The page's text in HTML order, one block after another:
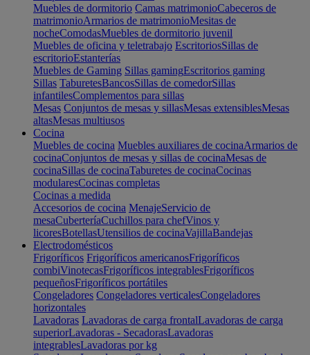
Muebles de dormitorio Camas matrimonioCabeceros de
matrimonioArmarios de matrimonioMesitas de
nocheComodasMuebles de dormitorio juvenil
Muebles de oficina y teletrabajo EscritoriosSillas de
escritorioEstanterías
Muebles de Gaming Sillas gamingEscritorios gaming
Sillas TaburetesBancosSillas de comedorSillas
infantilesComplementos para sillas
Mesas Conjuntos de mesas y sillasMesas extensiblesMesas
altasMesas multiusos
Cocina
Muebles de cocina Muebles auxiliares de cocinaArmarios de
cocinaConjuntos de mesas y sillas de cocinaMesas de
cocinaSillas de cocinaTaburetes de cocinaCocinas
modularesCocinas completas
Cocinas a medida
Accesorios de cocina MenajeServicio de
mesaCuberteríaCuchillos para chefVinos y
licoresBotellasUtensilios de cocinaVajillaBandejas
Electrodomésticos
Frigoríficos Frigoríficos americanosFrigoríficos
combiVinotecasFrigoríficos integrablesFrigoríficos
pequeñosFrigoríficos portátiles
Congeladores Congeladores verticalesCongeladores
horizontales
Lavadoras Lavadoras de carga frontalLavadoras de carga
superiorLavadoras - SecadorasLavadoras
integrablesLavadoras por kg